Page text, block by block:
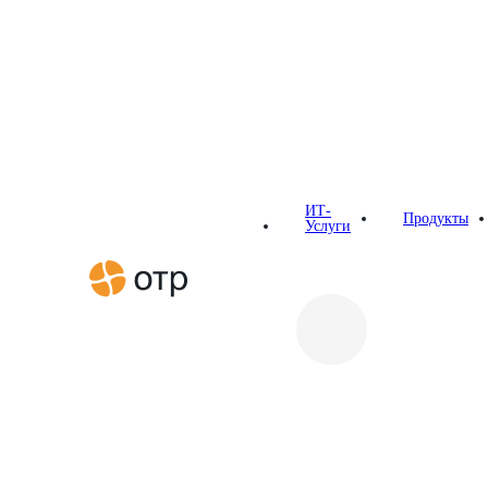
ИТ-
Услуги
Продукты
ОТР приняла участие в
11 июня в Центре цифрового лидерства SAP
посвящена практике цифровизации и новейшим
цифровой революции, о реальных экономических